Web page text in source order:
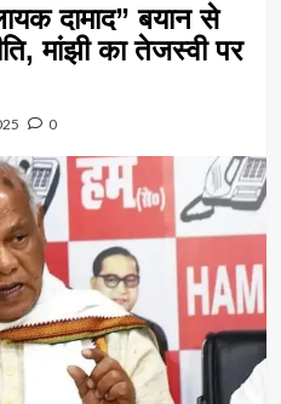
दामाद” बयान से
मांझी का तेजस्वी पर
0